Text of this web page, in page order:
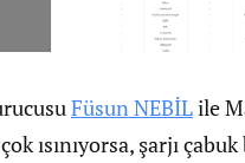
Füsun NEBİLile
ısınıyorsa, şarjı